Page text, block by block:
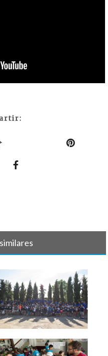
turno 2019 - FOTOS
d[...]